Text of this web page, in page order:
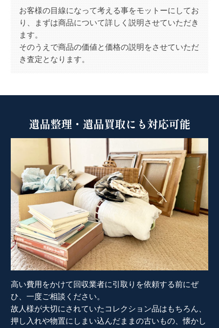
お客様の目線になって考える事をモットーにしてお
り、まずは商品について詳しく説明させていただき
ます。
そのうえで商品の価値と価格の説明をさせていただ
き査定となります。
遺品整理・遺品買取にも対応可能
高い費用をかけて回収業者に引取りを依頼する前にぜ
ひ、一度ご相談ください。
故人様が大切にされていたコレクション品はもちろん、
押し入れや物置にしまい込んだままの古いもの、懐かし